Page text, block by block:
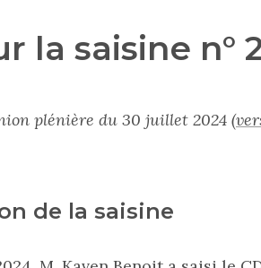
la saisine n°
plénière du 30 juillet 2024
de la saisine